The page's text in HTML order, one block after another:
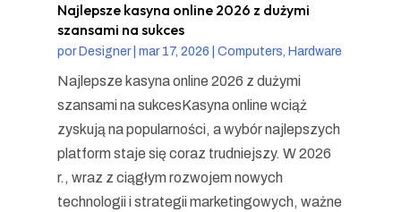
Najlepsze kasyna online 2026 z dużymi
szansami na sukces
por Designer| mar 17, 2026 Computers, Hardware
Najlepsze kasyna online 2026 z dużymi
szansami na sukcesKasyna online wciąż
zyskują na popularności, a wybór najlepszych
platform staje się coraz trudniejszy. W 2026
r., wraz z ciągłym rozwojem nowych
technologii i strategii marketingowych, ważne